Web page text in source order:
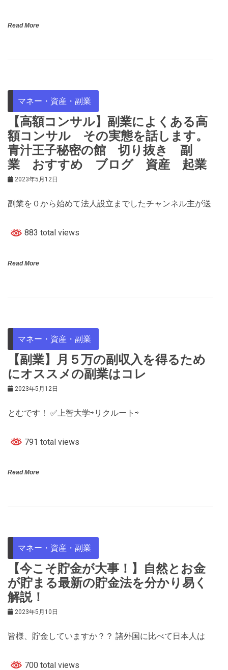
Read More
マネー・資産・副業
【高額コンサル】副業によくある高
額コンサル その実態を話します。
青汁王子秘密の館 切り抜き 副
業 おすすめ ブログ 資産 起業
2023年5月12日
副業を０から始めて法人設立までしたチャンネル主が送
883 total views
Read More
マネー・資産・副業
【副業】月５万の副収入を得るため
にオススメの副業はコレ
2023年5月12日
とむです！ ✅上智大学⇨リクルート⇨
791 total views
Read More
マネー・資産・副業
【今こそ貯金が大事！】自然とお金
が貯まる最新の貯金法を分かり易く
解説！
2023年5月10日
皆様、貯金していますか？？ 諸外国に比べて日本人は
700 total views